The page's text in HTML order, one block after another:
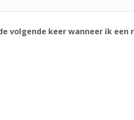
volgende keer wanneer ik een